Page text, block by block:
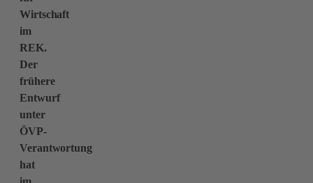
Wirtschaft
im
REK.
Der
frühere
Entwurf
unter
ÖVP-
Verantwortung
hat